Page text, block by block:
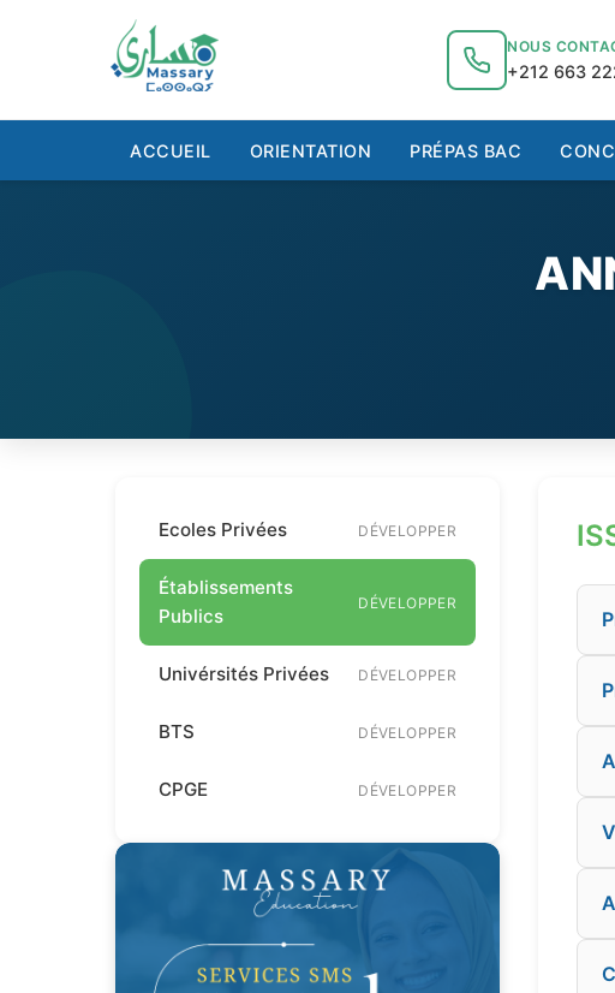
NOUS
+212 663
ACCUEIL ORIENTATION PRÉPAS BAC
Ecoles Privées DÉVELOPPER
Établissements
Publics
DÉVELOPPER
Univérsités Privées DÉVELOPPER
BTS DÉVELOPPER
CPGE DÉVELOPPER